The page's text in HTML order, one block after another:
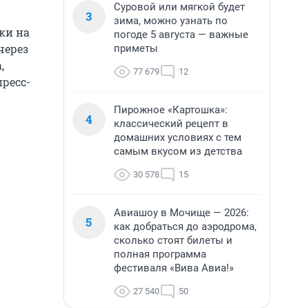
на
3
Суровой или мягкой будет
зима, можно узнать по
погоде 5 августа — важные
приметы
77 679 12
4
Пирожное «Картошка»:
классический рецепт в
домашних условиях с тем
самым вкусом из детства
30 578 15
5
Авиашоу в Мочище — 2026:
как добраться до аэродрома,
сколько стоят билеты и
полная программа
фестиваля «Вива Авиа!»
27 540 50